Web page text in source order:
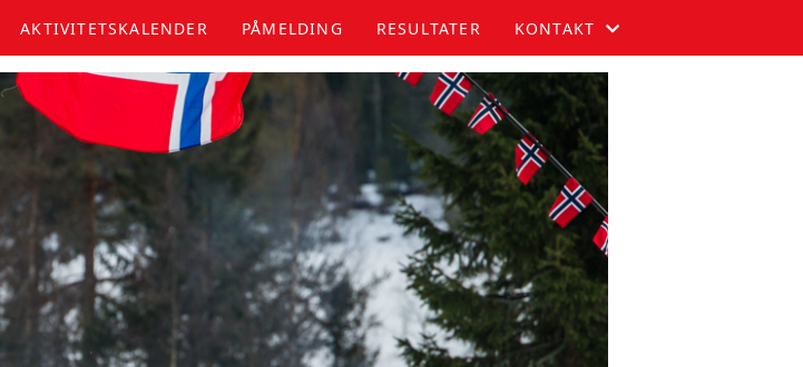
AKTIVITETSKALENDER PÅMELDING RESULTATER KONTAKT
KOMITEEN
KONTAKT